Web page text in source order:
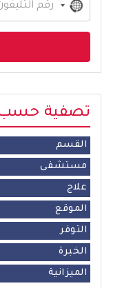
No
country
تصفية
القسم
مستشفى
علاج
الموقع
التوفر
الخبرة
الميزانية